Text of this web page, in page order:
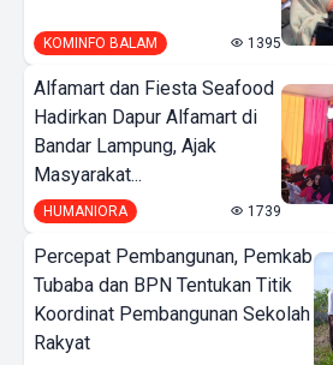
KOMINFO BALAM 1395
Alfamart dan Fiesta Seafood
Hadirkan Dapur Alfamart di
Bandar Lampung, Ajak
Masyarakat...
HUMANIORA 1739
Percepat Pembangunan, Pemkab
Tubaba dan BPN Tentukan Titik
Koordinat Pembangunan Sekolah
Rakyat